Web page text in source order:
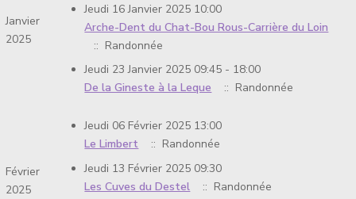
Janvier
2025
Jeudi 16 Janvier 2025 10:00
Arche-Dent du Chat-Bou Rous-Carrière du Loin
:: Randonnée
Jeudi 23 Janvier 2025 09:45 - 18:00
De la Gineste à la Leque
:: Randonnée
Février
2025
Jeudi 06 Février 2025 13:00
Le Limbert
:: Randonnée
Jeudi 13 Février 2025 09:30
Les Cuves du Destel
:: Randonnée